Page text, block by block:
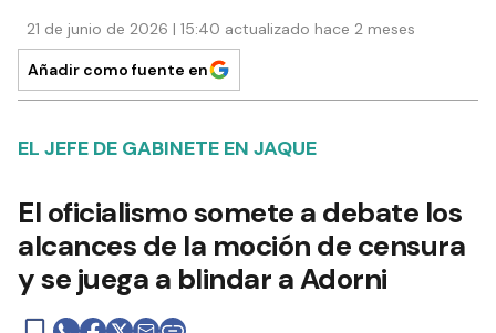
21 de junio de 2026 | 15:40 actualizado hace 2 meses
Añadir como fuente en
EL JEFE DE GABINETE EN JAQUE
El oficialismo somete a debate los
alcances de la moción de censura
y se juega a blindar a Adorni